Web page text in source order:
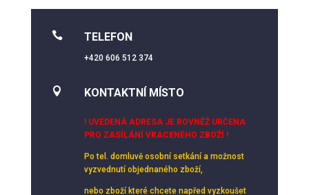
 TELEFON
+420 606 512 374
 KONTAKTNÍ MÍSTO
! UVEDENÁ ADRESA JE ROVNĚŽ URČENA
PRO ZASÍLÁNÍ VRACENÉHO ZBOŽÍ !
Po tel. domluvě osobní setkánía možnost
vyzvednutí objednaného zboží,
nebo zboží které chcete napřed vyzkoušet